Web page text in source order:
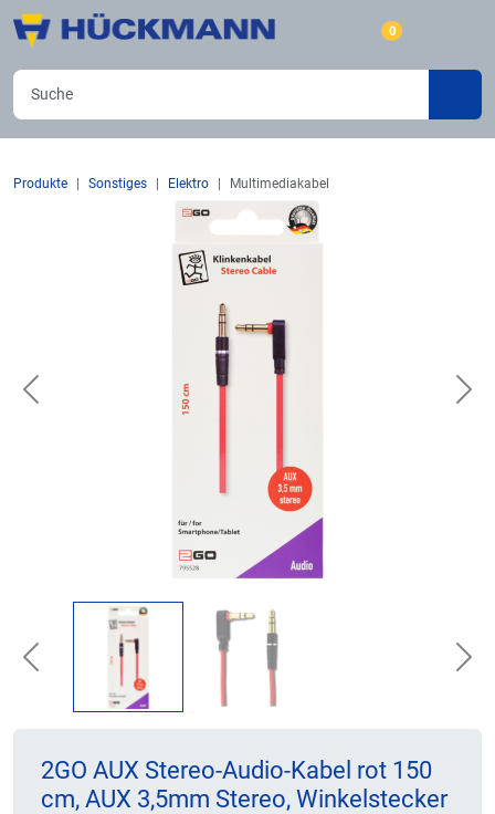
0
Produkte Sonstiges Elektro Multimediakabel
Previous
Previous
2GO AUX Stereo-Audio-Kabel rot 150
cm, AUX 3,5mm Stereo, Winkelstecker